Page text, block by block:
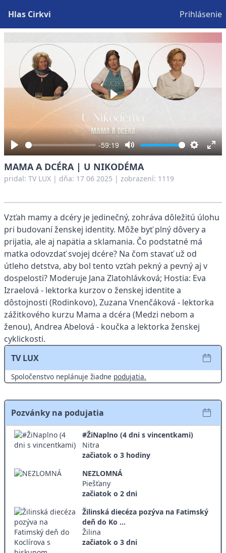
Hlas Cirkvi Prihlásenie
Play
-59:19
Mute Settings
Play
MAMA A DCÉRA | U NIKODÉMA
pridal: TV LUX | dňa: 17 06 2025 | zobrazení: 1119
Vzťah mamy a dcéry je jedinečný, zohráva dôležitú úlohu
pri budovaní ženskej identity. Môže byť plný dôvery a
prijatia, ale aj napätia a sklamania. Čo podstatné má
matka odovzdať svojej dcére? Na čom stavať už od
útleho detstva, aby bol tento vzťah pekný a pevný aj v
dospelosti? Moderuje Jana Zlatohlávková; Hostia: Eva
Izraelová - lektorka kurzov o ženskej identite a
dôstojnosti (Rodinkovo), Zuzana Vnenčáková - lektorka
zážitkového kurzu Mama a dcéra (Medzi nebom a
ženou), Andrea Abelová - koučka a lektorka ženskej
cyklickosti.
TV LUX
Spoločenstvo neplánuje žiadne podujatia.
Pozvánky na podujatia
#ŽiNaplno (4 dni s vincentkami)
Nitra
začiatok o 3 hodiny
NEZLOMNÁ
Piešťany
začiatok o 2 dni
Žilinská diecéza pozýva na Fatimský
deň do Ko ...
Žilina
začiatok o 3 dni